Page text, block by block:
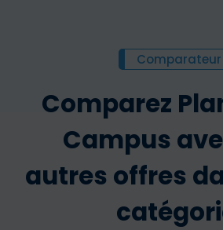
Comparateur
Comparez
Campus
autres offres